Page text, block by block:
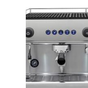
Dieses
Produkt
weist
mehrere
Varianten
auf.
Die